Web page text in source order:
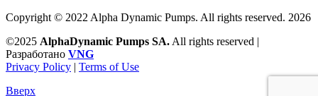
Copyright © 2022 Alpha Dynamic Pumps. All rights reserved. 2026
©2025 AlphaDynamic Pumps SA. All rights reserved |
Разработано VNG
Privacy Policy | Terms of Use
Вверх